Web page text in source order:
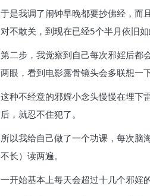
于是我调了闹钟早晚都要抄佛经，而
对不敢关，到现在已经5个半月依旧如
第二步，我觉察到自己每次邪婬后都
两眼，看到电影露骨镜头会多联想一
这种不经意的邪婬小念头慢慢在埋下
后，就忍不住犯了。
所以我给自己做了一个功课，每次脑
不长）读两遍。
一开始基本上每天会超过十几个邪婬